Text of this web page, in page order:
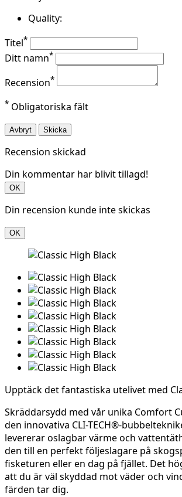
Quality:
Titel*
Ditt namn*
Recension*
* Obligatoriska fält
Avbryt Skicka
Recension skickad
Din kommentar har blivit tillagd!
OK
Din recension kunde inte skickas
OK
Upptäck det fantastiska utelivet med
Skräddarsydd med vår unika Comfort
den innovativa CLI-TECH®-
levererar oslagbar värme och
den till en perfekt följeslagare på
fisketuren eller en dag på fjället. Det
att du är väl skyddad mot väder och
färden tar dig.